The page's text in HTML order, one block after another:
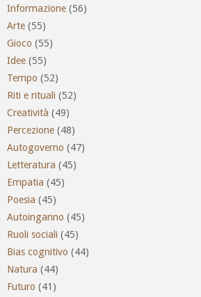
Informazione (56)
Arte (55)
Gioco (55)
Idee (55)
Tempo (52)
Riti e rituali (52)
Creatività (49)
Percezione (48)
Autogoverno (47)
Letteratura (45)
Empatia (45)
Poesia (45)
Autoinganno (45)
Ruoli sociali (45)
Bias cognitivo (44)
Natura (44)
Futuro (41)